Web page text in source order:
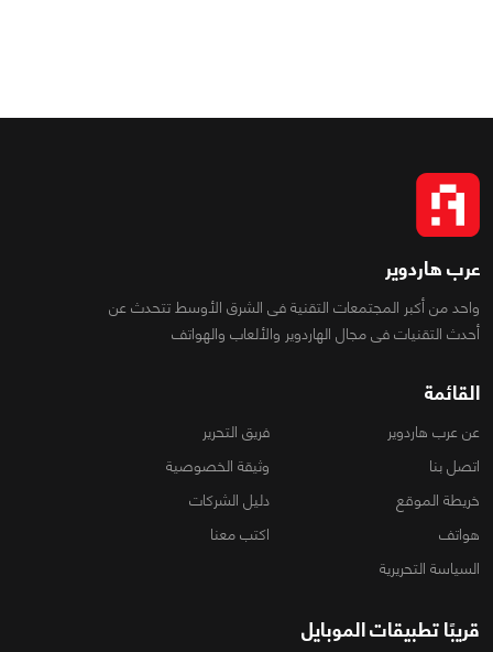
عرب هاردوير
واحد من أكبر المجتمعات التقنية فى الشرق الأوسط تتحدث عن
أحدث التقنيات فى مجال الهاردوير والألعاب والهواتف
القائمة
عن عرب هاردوير
فريق التحرير
اتصل بنا
وثيقة الخصوصية
خريطة الموقع
دليل الشركات
هواتف
اكتب معنا
السياسة التحريرية
قريبًا تطبيقات الموبايل